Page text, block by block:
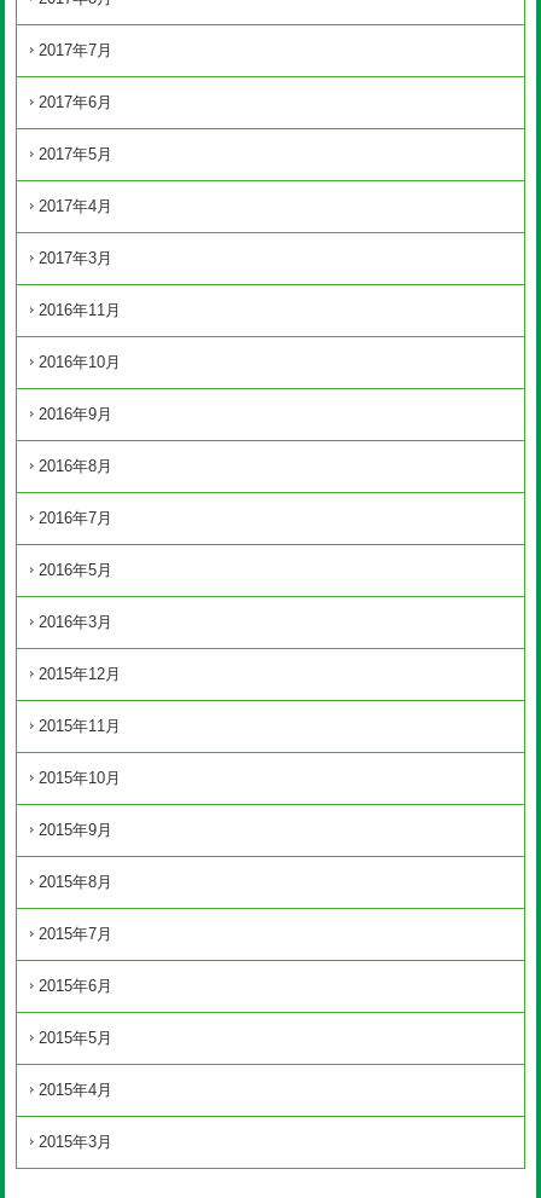
2017年7月
2017年6月
2017年5月
2017年4月
2017年3月
2016年11月
2016年10月
2016年9月
2016年8月
2016年7月
2016年5月
2016年3月
2015年12月
2015年11月
2015年10月
2015年9月
2015年8月
2015年7月
2015年6月
2015年5月
2015年4月
2015年3月